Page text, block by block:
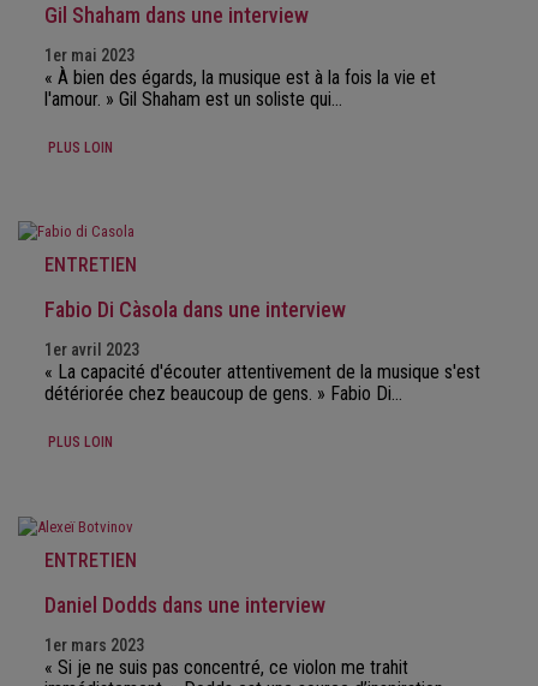
Gil Shaham dans une interview
1er mai 2023
« À bien des égards, la musique est à la fois la vie et
l'amour. » Gil Shaham est un soliste qui…
PLUS LOIN
ENTRETIEN
Fabio Di Càsola dans une interview
1er avril 2023
« La capacité d'écouter attentivement de la musique s'est
détériorée chez beaucoup de gens. » Fabio Di…
PLUS LOIN
ENTRETIEN
Daniel Dodds dans une interview
1er mars 2023
« Si je ne suis pas concentré, ce violon me trahit